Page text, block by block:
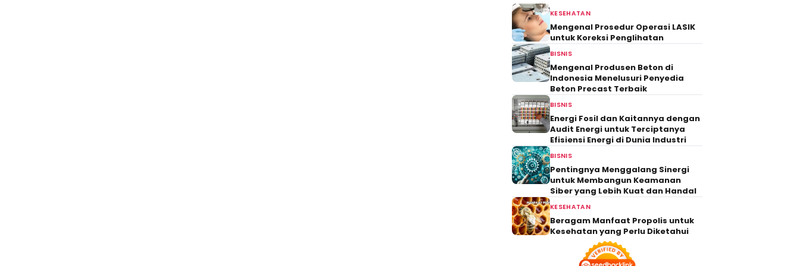
KESEHATAN
Mengenal Prosedur Operasi LASIK
untuk Koreksi Penglihatan
BISNIS
Mengenal Produsen Beton di
Indonesia Menelusuri Penyedia
Beton Precast Terbaik
BISNIS
Energi Fosil dan Kaitannya dengan
Audit Energi untuk Terciptanya
Efisiensi Energi di Dunia Industri
BISNIS
Pentingnya Menggalang Sinergi
untuk Membangun Keamanan
Siber yang Lebih Kuat dan Handal
KESEHATAN
Beragam Manfaat Propolis untuk
Kesehatan yang Perlu Diketahui